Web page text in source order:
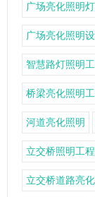
广场亮化照明
广场亮化照明
智慧路灯照明
桥梁亮化照明
河道亮化照明
立交桥照明工程
立交桥道路亮